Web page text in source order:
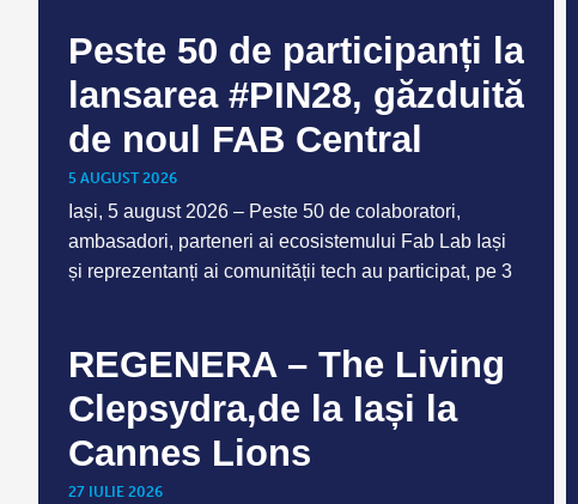
Peste 50 de participanți la
lansarea #PIN28, găzduită
de noul FAB Central
5 AUGUST 2026
Iași, 5 august 2026 – Peste 50 de colaboratori,
ambasadori, parteneri ai ecosistemului Fab Lab Iași
și reprezentanți ai comunității tech au participat, pe 3
REGENERA – The Living
Clepsydra,de la Iași la
Cannes Lions
27 IULIE 2026